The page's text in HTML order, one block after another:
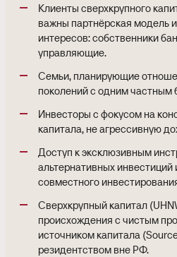
Клиенты сверхкрупного
важны партнёрская модель
интересов: собственники
управляющие.
Семьи, планирующие
поколений с одним частным
Инвесторы с фокусом на
капитала, не агрессивную
Доступ к эксклюзивным
альтернативных
совместного
Сверхкрупный капитал
происхождения с чистым
источником капитала
резидентством вне РФ.